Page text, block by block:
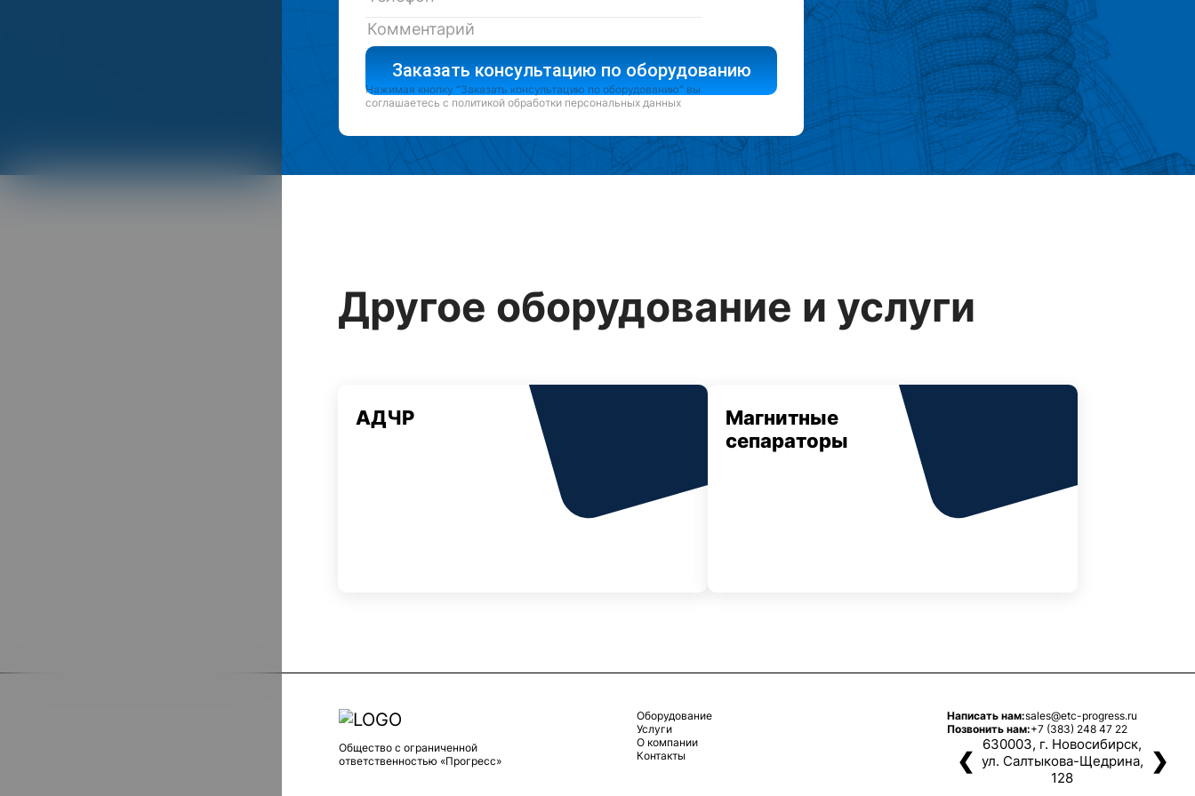
Заказать консультацию по оборудованию
Нажимая кнопку “Заказать консультацию по оборудованию” вы
соглашаетесь с политикой обработки персональных данных
Другое оборудование и услуги
АДЧР
Магнитные
сепараторы
Общество с ограниченной
ответственностью «Прогресс»
Оборудование
Услуги
О компании
Контакты
Написать нам:sales@etc-progress.ru
Позвонить нам:+7 (383) 248 47 22
630003, г. Новосибирск,
ул. Салтыкова-Щедрина,
128
❮ ❯